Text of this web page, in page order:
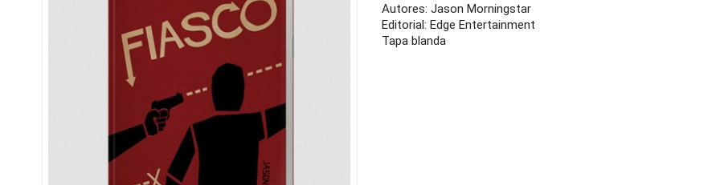
Autores: Jason Morningstar
Editorial: Edge Entertainment
Tapa blanda